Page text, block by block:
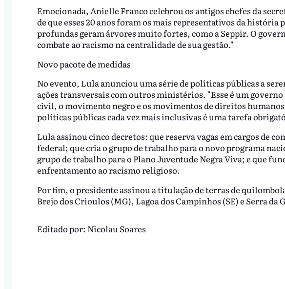
Emocionada, Anielle Franco celebrou os antigos chefes da
de que esses 20 anos foram os mais representativos da história
profundas geram árvores muito fortes, como a Seppir. O
combate ao racismo na centralidade de sua gestão."
Novo pacote de medidas
No evento, Lula anunciou uma série de políticas públicas a
ações transversais com outros ministérios. "Esse é um governo
civil, o movimento negro e os movimentos de direitos
políticas públicas cada vez mais inclusivas é uma tarefa
Lula assinou cinco decretos: que reserva vagas em cargos de
federal; que cria o grupo de trabalho para o novo programa
grupo de trabalho para o Plano Juventude Negra Viva; e que
enfrentamento ao racismo religioso.
Por fim, o presidente assinou a titulação de terras de
Brejo dos Crioulos (MG), Lagoa dos Campinhos (SE) e Serra da
Editado por: Nicolau Soares